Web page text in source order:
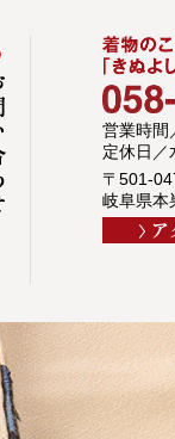
営業時間
定休日／
〒501-
岐阜県本